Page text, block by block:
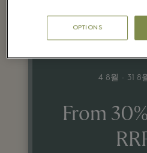
Latest
4 8월 - 31 8
From
OPTIONS